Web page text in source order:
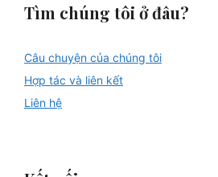
Tìm chúng tôi ở đâu?
Câu chuyện của chúng tôi
Hợp tác và liên kết
Liên hệ